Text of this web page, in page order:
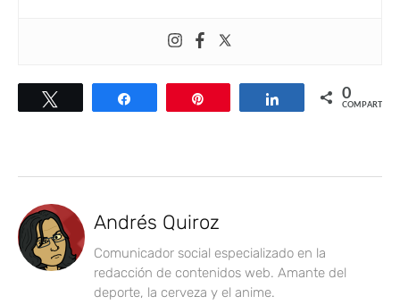
Compartir Compartir0
COMPARTIR
Andrés Quiroz
Comunicador social especializado en la
redacción de contenidos web. Amante del
deporte, la cerveza y el anime.